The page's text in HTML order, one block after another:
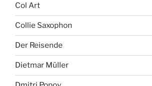
Col Art
Collie Saxophon
Der Reisende
Dietmar Müller